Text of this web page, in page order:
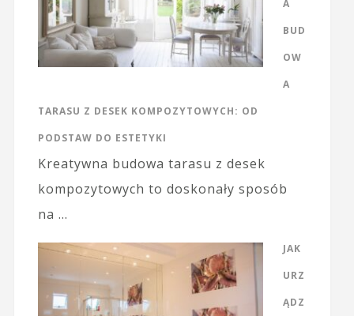
A
BUD
OW
A
TARASU Z DESEK KOMPOZYTOWYCH: OD
PODSTAW DO ESTETYKI
Kreatywna budowa tarasu z desek
kompozytowych to doskonały sposób
na …
JAK
URZ
ĄDZ